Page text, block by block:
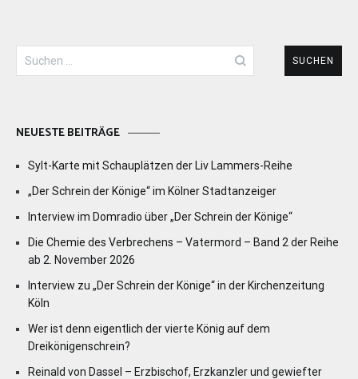
Suchen
nach:
NEUESTE BEITRÄGE
Sylt-Karte mit Schauplätzen der Liv Lammers-Reihe
„Der Schrein der Könige“ im Kölner Stadtanzeiger
Interview im Domradio über „Der Schrein der Könige“
Die Chemie des Verbrechens – Vatermord – Band 2 der Reihe
ab 2. November 2026
Interview zu „Der Schrein der Könige“ in der Kirchenzeitung
Köln
Wer ist denn eigentlich der vierte König auf dem
Dreikönigenschrein?
Reinald von Dassel – Erzbischof, Erzkanzler und gewiefter